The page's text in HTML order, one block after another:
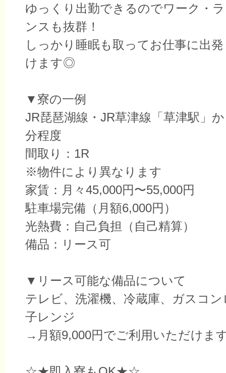
ゆっくり出勤できるのでワーク・
ンスも抜群！
しっかり睡眠も取ってお仕事に出
けます◎
▼寮の一例
JR琵琶湖線・JR草津線「草津駅」
分程度
間取り：1R
※物件により異なります
家賃：月々45,000円〜55,000円
駐車場完備（月額6,000円）
光熱費：自己負担（自己精算）
備品：リース可
▼リース可能な備品について
テレビ、洗濯機、冷蔵庫、ガスコ
子レンジ
→月額9,000円でご利用いただけま